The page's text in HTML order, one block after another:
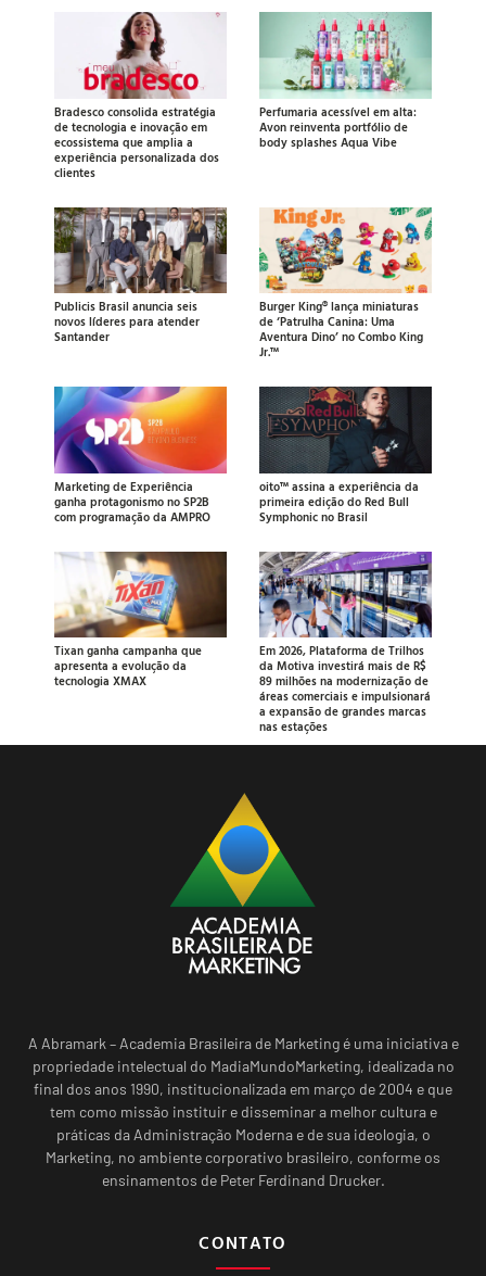
Bradesco consolida estratégia
de tecnologia e inovação em
ecossistema que amplia a
experiência personalizada dos
clientes
Perfumaria acessível em alta:
Avon reinventa portfólio de
body splashes Aqua Vibe
Publicis Brasil anuncia seis
novos líderes para atender
Santander
Burger King® lança miniaturas
de ‘Patrulha Canina: Uma
Aventura Dino’ no Combo King
Jr.™
Marketing de Experiência
ganha protagonismo no SP2B
com programação da AMPRO
oito™ assina a experiência da
primeira edição do Red Bull
Symphonic no Brasil
Tixan ganha campanha que
apresenta a evolução da
tecnologia XMAX
Em 2026, Plataforma de Trilhos
da Motiva investirá mais de R$
89 milhões na modernização de
áreas comerciais e impulsionará
a expansão de grandes marcas
nas estações
A Abramark – Academia Brasileira de Marketing é uma iniciativa e
propriedade intelectual do MadiaMundoMarketing, idealizada no
final dos anos 1990, institucionalizada em março de 2004 e que
tem como missão instituir e disseminar a melhor cultura e
práticas da Administração Moderna e de sua ideologia, o
Marketing, no ambiente corporativo brasileiro, conforme os
ensinamentos de Peter Ferdinand Drucker.
CONTATO